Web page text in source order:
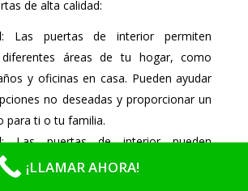
de alta calidad:
: Las puertas de interior permiten
áreas de tu hogar, como
y oficinas en casa. Pueden ayudar
no deseadas y proporcionar un
para ti o tu familia.
: Las puertas de interior pueden
y protección en tu hogar.
a mantener a salvo a los niños y a las
¡LLAMAR AHORA!